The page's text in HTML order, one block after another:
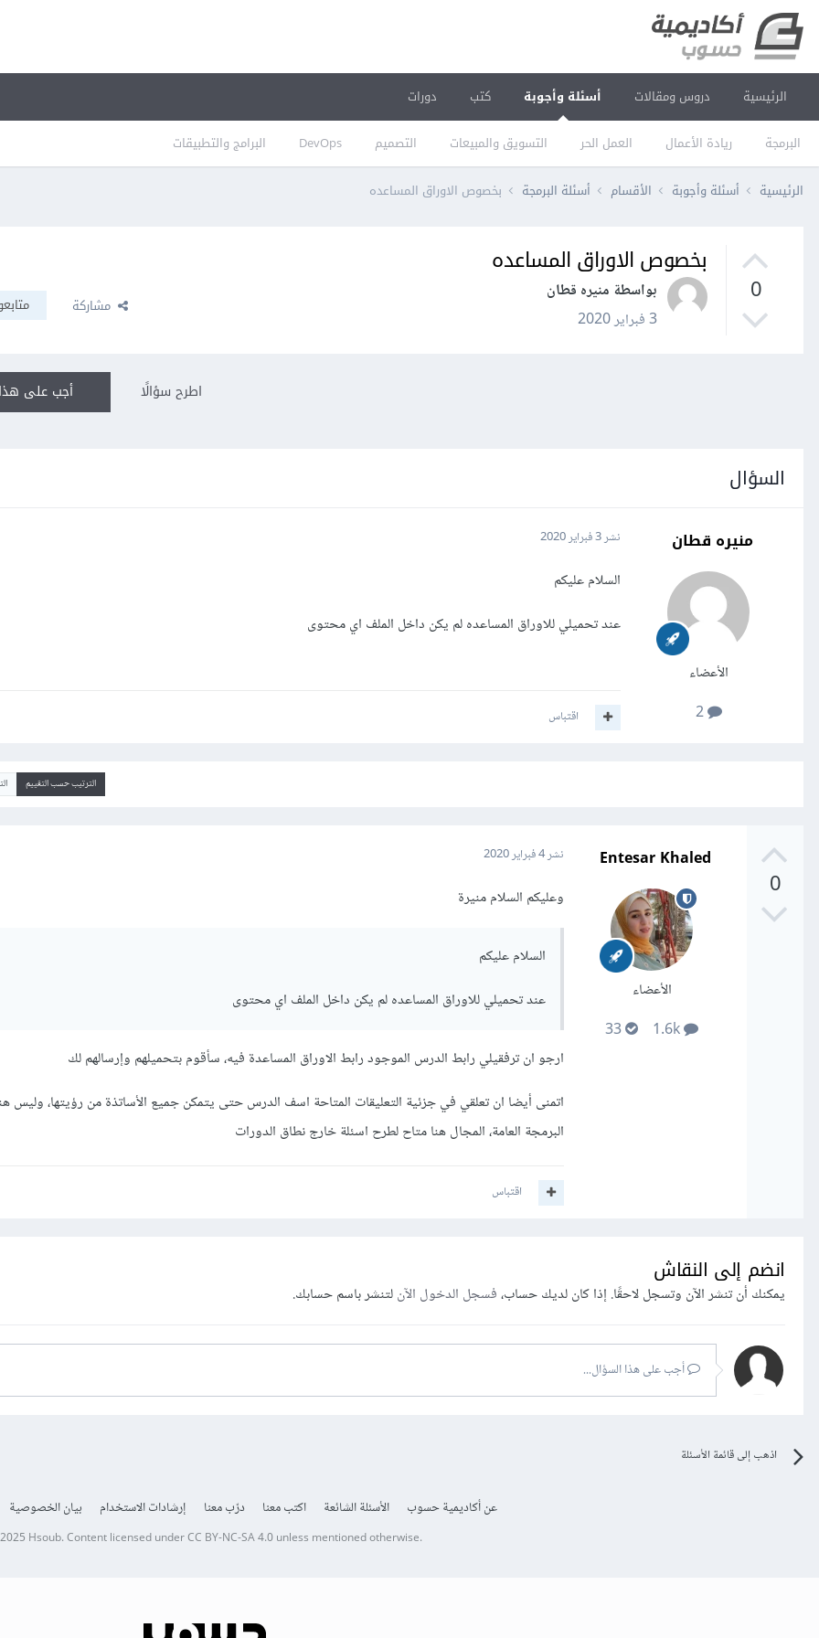
الرئيسية دروس ومقالات أسئلة وأجوبة
البرمجة ريادة الأعمال العمل الحر التسويق والمبيعات التصميم DevOps البرامج والتطبيقات
كتب دورات
الرئيسية أسئلة وأجوبة الأقسام أسئلة البرمجة بخصوص الاوراق المساعده
0
بخصوص الاوراق المساعده
بواسطة منيره قطان
3 فبراير 2020
مشاركة
أجب على اطرح سؤالًا
السؤال
منيره قطان
الأعضاء
2
نشر3 فبراير 2020
السلام عليكم
عند تحميلي للاوراق المساعده لم يكن داخل الملف اي محتوى
اقتباس
الترتيب حسب التقييم
0
Entesar Khaled
الأعضاء
نشر4 فبراير 2020
وعليكم السلام منيرة
السلام عليكم
عند تحميلي للاوراق المساعده لم يكن داخل الملف اي محتوى
ارجو ان ترفقيلي رابط الدرس الموجود رابط الاوراق المساعدة فيه، سأقوم بتحميلهم وإرسالهم لك
اتمنى أيضا ان تعلقي في جزئية التعليقات المتاحة اسف الدرس حتى يتمكن جميع الأساتذة من رؤيتها، وليس
البرمجة العامة، المجال هنا متاح لطرح اسئلة خارج نطاق الدورات
اقتباس
انضم إلى النقاش
يمكنك أن تنشر الآن وتسجل لاحقًا. إذا كان لديك حساب،فسجل الدخول الآنلتنشر باسم حسابك.
أجب على هذا السؤال...
اذهب إلى قائمة الأسئلة
عن أكاديمية حسوب الأسئلة الشائعة اكتب معنا درّب معنا إرشادات الاستخدام بيان الخصوصية
Hsoub.Content licensed underCC BY-NC-SA 4.0unless mentioned otherwise.